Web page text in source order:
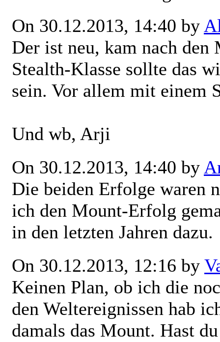
On 30.12.2013, 14:40 by
Der ist neu, kam nach
Stealth-Klasse sollte das
sein. Vor allem mit einem
Und wb, Arji
On 30.12.2013, 14:40 by
Die beiden Erfolge waren
ich den Mount-Erfolg
in den letzten Jahren dazu.
On 30.12.2013, 12:16 by
Keinen Plan, ob ich die
den Weltereignissen hab
damals das Mount. Hast